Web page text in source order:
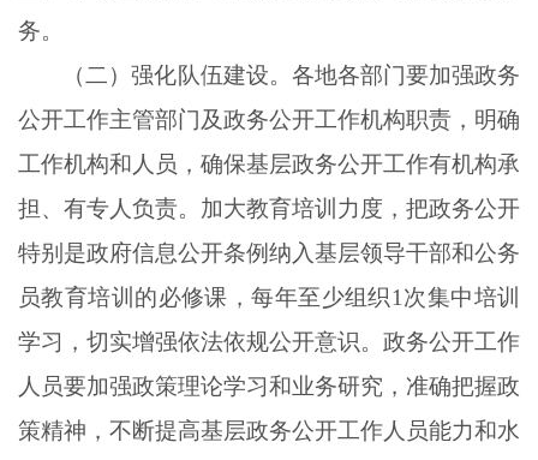
务。
（二）强化队伍建设。各地各部门要加强政务
公开工作主管部门及政务公开工作机构职责，明确
工作机构和人员，确保基层政务公开工作有机构承
担、有专人负责。加大教育培训力度，把政务公开
特别是政府信息公开条例纳入基层领导干部和公务
员教育培训的必修课，每年至少组织1次集中培训
学习，切实增强依法依规公开意识。政务公开工作
人员要加强政策理论学习和业务研究，准确把握政
策精神，不断提高基层政务公开工作人员能力和水